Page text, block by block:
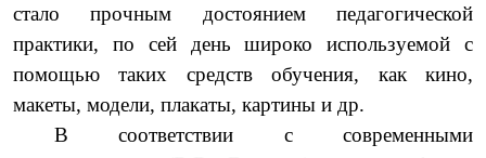
стало прочным достоянием педагогической
практики, по сей день широко используемой с
помощью таких средств обучения, как кино,
макеты, модели, плакаты, картины и др.
В соответствии с современными